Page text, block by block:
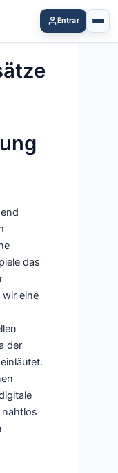
Entrar
das
wir eine
der